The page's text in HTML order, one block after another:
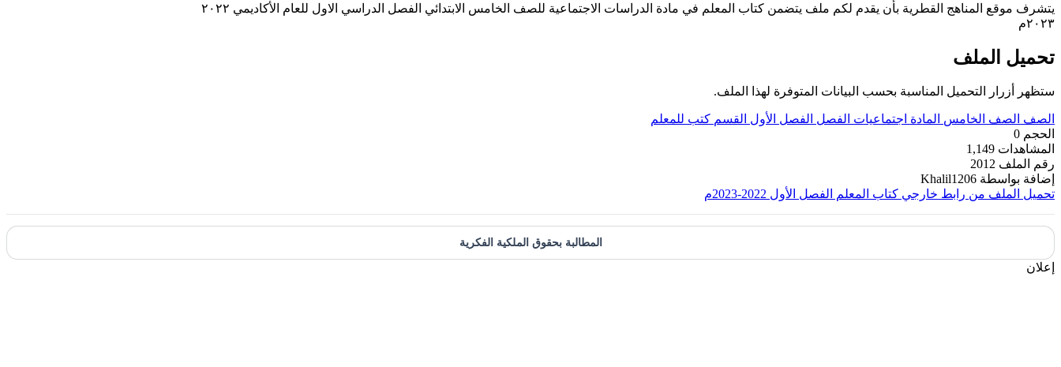
يتشرف موقع المناهج القطرية بأن يقدم لكم ملف يتضمن كتاب المعلم في مادة الدراسات الاجتماعية للصف الخامس الابتدائي الفصل الدراسي الاول للعام الأكاديمي ٢٠٢٢
٢٠٢٣م
تحميل الملف
ستظهر أزرار التحميل المناسبة بحسب البيانات المتوفرة لهذا الملف.
الصف الصف الخامس المادة اجتماعيات الفصل الفصل الأول القسم كتب للمعلم
الحجم 0
المشاهدات 1,149
رقم الملف 2012
إضافة بواسطة Khalil1206
تحميل الملف من رابط خارجي كتاب المعلم الفصل الأول 2022-2023م
المطالبة بحقوق الملكية الفكرية
إعلان